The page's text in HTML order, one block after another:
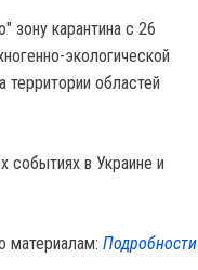
зону карантина с 26
экологической
территории областей
событиях в Украине и
материалам:Подробности